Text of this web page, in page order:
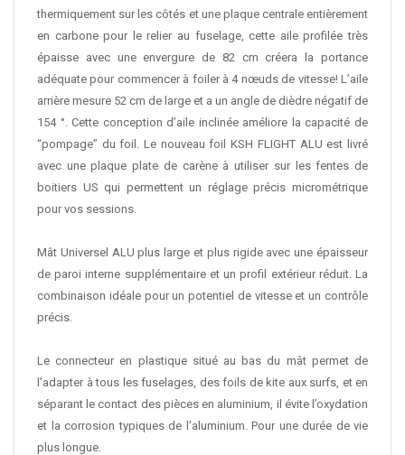
thermiquement sur les côtés et une plaque centrale entièrement
en carbone pour le relier au fuselage, cette aile profilée très
épaisse avec une envergure de 82 cm créera la portance
adéquate pour commencer à foiler à 4 nœuds de vitesse! L’aile
arrière mesure 52 cm de large et a un angle de dièdre négatif de
154 °. Cette conception d’aile inclinée améliore la capacité de
“pompage” du foil. Le nouveau foil KSH FLIGHT ALU est livré
avec une plaque plate de carène à utiliser sur les fentes de
boitiers US qui permettent un réglage précis micrométrique
pour vos sessions.
Mât Universel ALU plus large et plus rigide avec une épaisseur
de paroi interne supplémentaire et un profil extérieur réduit. La
combinaison idéale pour un potentiel de vitesse et un contrôle
précis.
Le connecteur en plastique situé au bas du mât permet de
l’adapter à tous les fuselages, des foils de kite aux surfs, et en
séparant le contact des pièces en aluminium, il évite l’oxydation
et la corrosion typiques de l’aluminium. Pour une durée de vie
plus longue.